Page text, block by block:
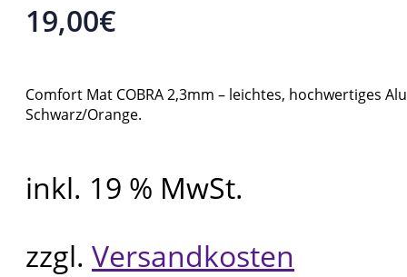
19,00€
Comfort Mat COBRA 2,3mm – leichtes, hochwertiges
Schwarz/Orange.
inkl. 19 % MwSt.
zzgl. Versandkosten